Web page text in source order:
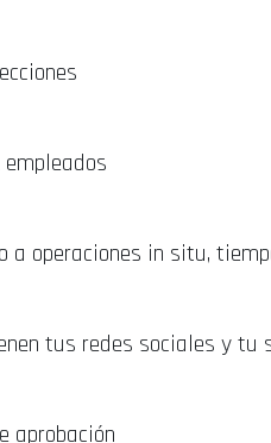
a operaciones in situ,
tus redes sociales y tu
aprobación